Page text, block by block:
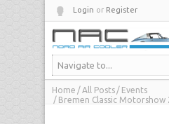
Login or Register
Navigate to...
Home All Posts
Events
Bremen Classic Motorshow